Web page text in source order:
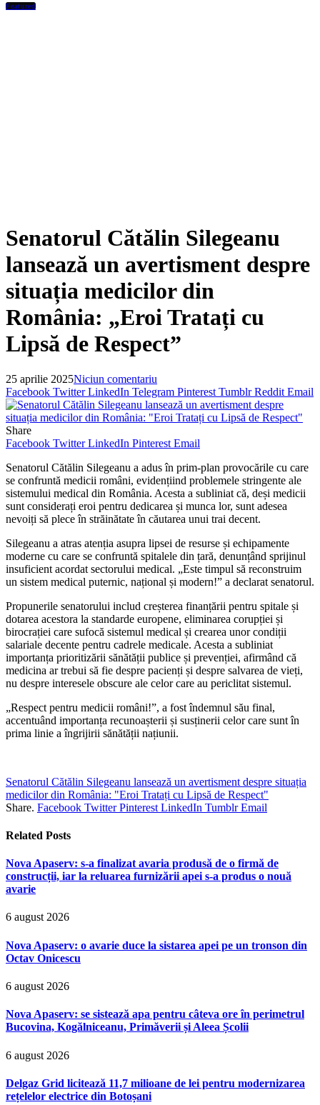
Featured
Senatorul Cătălin Silegeanu
lansează un avertisment despre
situația medicilor din
România: „Eroi Tratați cu
Lipsă de Respect”
25 aprilie 2025Niciun comentariu
Facebook Twitter LinkedIn Telegram Pinterest Tumblr Reddit Email
Share
Facebook Twitter LinkedIn Pinterest Email
Senatorul Cătălin Silegeanu a adus în prim-plan provocările cu care
se confruntă medicii români, evidențiind problemele stringente ale
sistemului medical din România. Acesta a subliniat că, deși medicii
sunt considerați eroi pentru dedicarea și munca lor, sunt adesea
nevoiți să plece în străinătate în căutarea unui trai decent.
Silegeanu a atras atenția asupra lipsei de resurse și echipamente
moderne cu care se confruntă spitalele din țară, denunțând sprijinul
insuficient acordat sectorului medical. „Este timpul să reconstruim
un sistem medical puternic, național și modern!” a declarat senatorul.
Propunerile senatorului includ creșterea finanțării pentru spitale și
dotarea acestora la standarde europene, eliminarea corupției și
birocrației care sufocă sistemul medical și crearea unor condiții
salariale decente pentru cadrele medicale. Acesta a subliniat
importanța prioritizării sănătății publice și prevenției, afirmând că
medicina ar trebui să fie despre pacienți și despre salvarea de vieți,
nu despre interesele obscure ale celor care au periclitat sistemul.
„Respect pentru medicii români!”, a fost îndemnul său final,
accentuând importanța recunoașterii și susținerii celor care sunt în
prima linie a îngrijirii sănătății națiunii.
Senatorul Cătălin Silegeanu lansează un avertisment despre situația
medicilor din România: "Eroi Tratați cu Lipsă de Respect"
Share. Facebook Twitter Pinterest LinkedIn Tumblr Email
Related Posts
Nova Apaserv: s-a finalizat avaria produsă de o firmă de
construcții, iar la reluarea furnizării apei s-a produs o nouă
avarie
6 august 2026
Nova Apaserv: o avarie duce la sistarea apei pe un tronson din
Octav Onicescu
6 august 2026
Nova Apaserv: se sistează apa pentru câteva ore în perimetrul
Bucovina, Kogălniceanu, Primăverii și Aleea Școlii
6 august 2026
Delgaz Grid licitează 11,7 milioane de lei pentru modernizarea
rețelelor electrice din Botoșani